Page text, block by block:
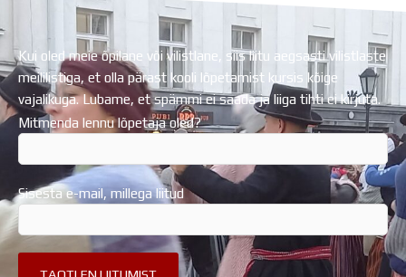
Kui oled meie õpilane või vilistlane, siis liitu aegsasti vilistlaste
meililistiga, et olla pärast kooli lõpetamist kursis kõige
vajalikuga. Lubame, et spämmi ei saada ja liiga tihti ei kirjuta.
Mitmenda lennu lõpetaja oled?
Sisesta e-mail, millega liitud